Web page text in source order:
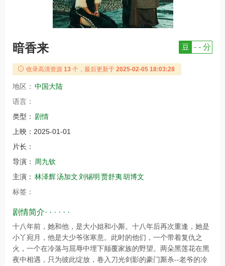
暗香来 豆 - - 分
收录高清资源 13 个，最后更新于 2025-02-05 18:03:28
地区： 中国大陆
语言：
类型： 剧情
上映： 2025-01-01
片长：
导演： 周九钦
主演： 林泽辉汤加文刘锡明 贾舒夷胡博文
标签：
剧情简介· · · · · ·
十八年前，她和他，是大小姐和小厮。十八年后再次重逢，她是
小丫宛月，他是大少爷张寒意。此时的他们，一个带着复仇之
火，一个在冷落与屈辱中埋下颠覆家族的野望。两朵黑莲花在黑
夜中相遇，只为彼此绽放，卷入刀光剑影的豪门厮杀--老爷的冷